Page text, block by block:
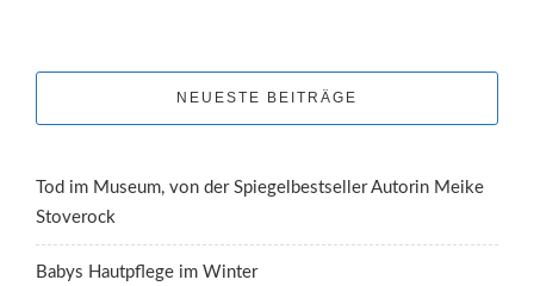
NEUESTE BEITRÄGE
Tod im Museum, von der Spiegelbestseller Autorin Meike
Stoverock
Babys Hautpflege im Winter